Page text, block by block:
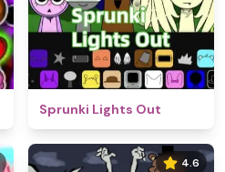
Sprunki Lights Out
4.6